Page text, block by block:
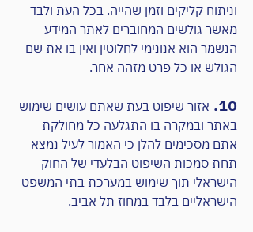
וניתוח קליקים וזמן שהייה. בכל העת ולבד
מאשר גולשים המחוברים לאתר המידע
הנשמר הוא אנונימי לחלוטין ואין בו את שם
הגולש או כל פרט מזהה אחר.
10.
אזור שיפוט בעת שאתם עושים שימוש
באתר ובמקרה בו התגלעה כל מחולקת
אתם מסכימים להלן כי האמור לעיל נמצא
תחת סמכות השיפוט הבלעדי של החוק
הישראלי תוך שימוש במערכת בתי המשפט
הישראליים בלבד במחוז תל אביב.